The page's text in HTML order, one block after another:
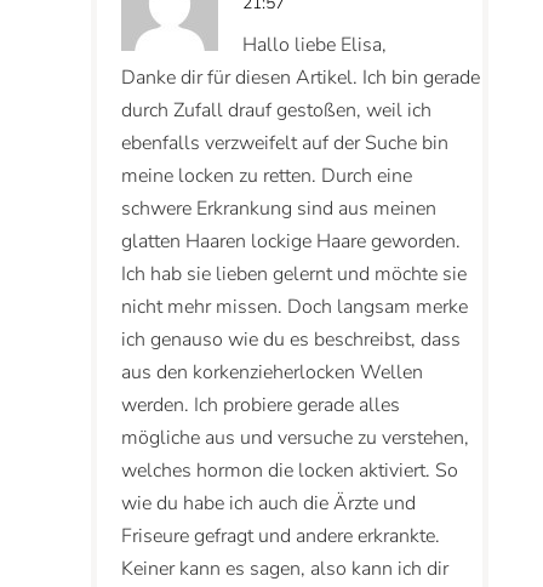
Hallo liebe Elisa,
Danke dir für diesen Artikel. Ich bin gerade
durch Zufall drauf gestoßen, weil ich
ebenfalls verzweifelt auf der Suche bin
meine locken zu retten. Durch eine
schwere Erkrankung sind aus meinen
glatten Haaren lockige Haare geworden.
Ich hab sie lieben gelernt und möchte sie
nicht mehr missen. Doch langsam merke
ich genauso wie du es beschreibst, dass
aus den korkenzieherlocken Wellen
werden. Ich probiere gerade alles
mögliche aus und versuche zu verstehen,
welches hormon die locken aktiviert. So
wie du habe ich auch die Ärzte und
Friseure gefragt und andere erkrankte.
Keiner kann es sagen, also kann ich dir